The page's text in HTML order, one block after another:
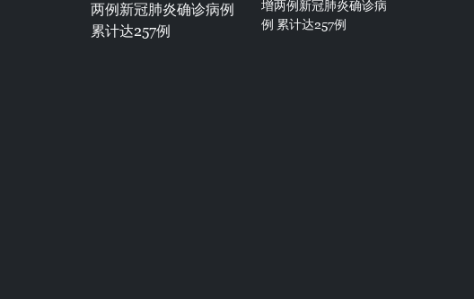
两例新冠肺炎确诊病例
累计达257例